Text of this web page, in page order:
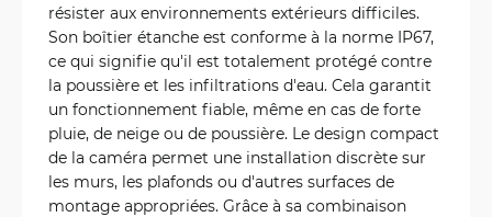
résister aux environnements extérieurs difficiles.
Son boîtier étanche est conforme à la norme IP67,
ce qui signifie qu'il est totalement protégé contre
la poussière et les infiltrations d'eau. Cela garantit
un fonctionnement fiable, même en cas de forte
pluie, de neige ou de poussière. Le design compact
de la caméra permet une installation discrète sur
les murs, les plafonds ou d'autres surfaces de
montage appropriées. Grâce à sa combinaison